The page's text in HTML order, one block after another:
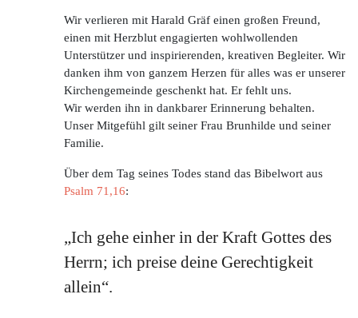
Wir verlieren mit Harald Gräf einen großen Freund,
einen mit Herzblut engagierten wohlwollenden
Unterstützer und inspirierenden, kreativen Begleiter. Wir
danken ihm von ganzem Herzen für alles was er unserer
Kirchengemeinde geschenkt hat. Er fehlt uns.
Wir werden ihn in dankbarer Erinnerung behalten.
Unser Mitgefühl gilt seiner Frau Brunhilde und seiner
Familie.
Über dem Tag seines Todes stand das Bibelwort aus
Psalm 71,16:
„Ich gehe einher in der Kraft Gottes des
Herrn; ich preise deine Gerechtigkeit
allein“.